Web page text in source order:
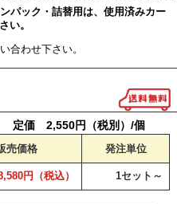
パック・詰替用は、使用済みカー
い。
合わせ下さい。
定価 2,550円（税別）/個
売価格 発注単位
円（税込） 1セット～